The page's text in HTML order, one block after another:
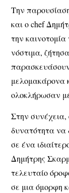
Την
και ο chef
την
νόστιμα,
μελομακάρονα
ολοκλήρωσαν
Στην συνέχεια,
δυνατότητα να
σε ένα
Δημήτρης
τελευταίο
σε μια όμορφη